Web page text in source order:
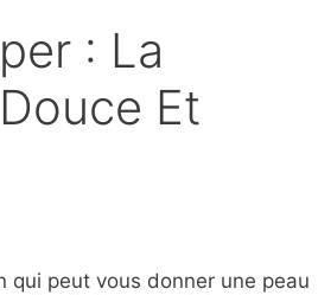
: La
Et
qui peut vous donner une peau